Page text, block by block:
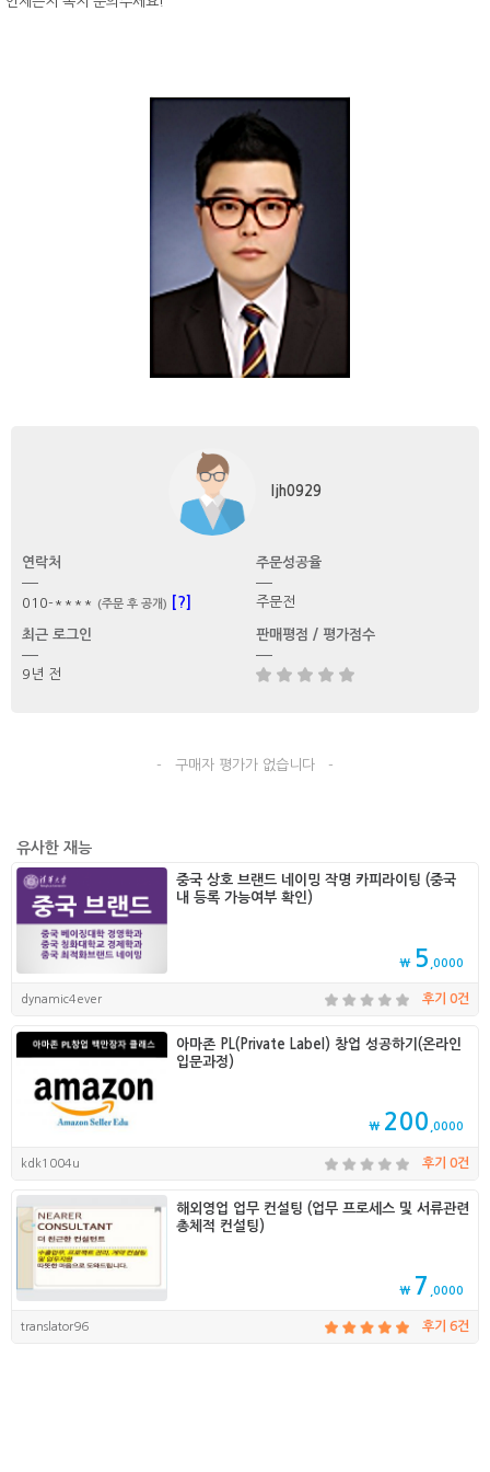
ljh0929
연락처
010-**** (주문 후 공개) [?]
주문성공율
주문전
최근 로그인
9년 전
판매평점 / 평가점수
- 구매자 평가가 없습니다 -
유사한 재능
중국 상호 브랜드 네이밍 작명 카피라이팅 (중국
내 등록 가능여부 확인)
₩ 5 ,0000
dynamic4ever 후기 0건
아마존 PL(Private Label) 창업 성공하기(온라인
입문과정)
₩ 200 ,0000
kdk1004u 후기 0건
해외영업 업무 컨설팅 (업무 프로세스 및 서류관련
총체적 컨설팅)
₩ 7 ,0000
translator96 후기 6건